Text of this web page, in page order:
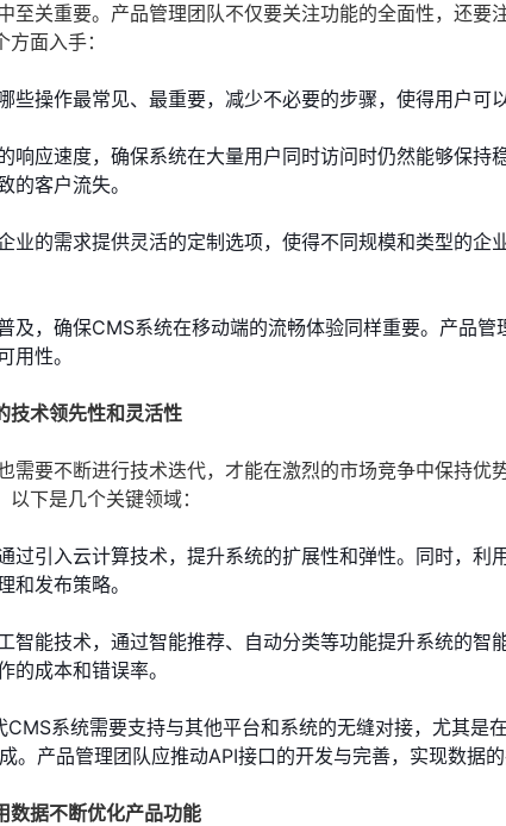
至关重要。产品管理团队不仅要关注功能的全面性，还要
面入手：
些操作最常见、最重要，减少不必要的步骤，使得用户可
响应速度，确保系统在大量用户同时访问时仍然能够保持
的客户流失。
业的需求提供灵活的定制选项，使得不同规模和类型的企
及，确保CMS系统在移动端的流畅体验同样重要。产品管
用性。
技术领先性和灵活性
需要不断进行技术迭代，才能在激烈的市场竞争中保持优
下是几个关键领域：
过引入云计算技术，提升系统的扩展性和弹性。同时，利
和发布策略。
智能技术，通过智能推荐、自动分类等功能提升系统的智
的成本和错误率。
CMS系统需要支持与其他平台和系统的无缝对接，尤其是
。产品管理团队应推动API接口的开发与完善，实现数据的
数据不断优化产品功能